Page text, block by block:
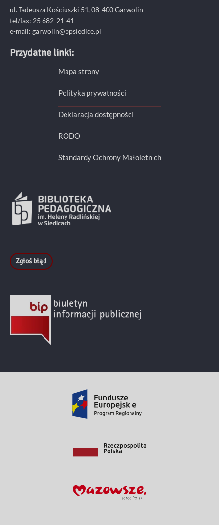
ul. Tadeusza Kościuszki 51, 08-400 Garwolin
tel/fax: 25 682-21-41
e-mail: garwolin@bpsiedlce.pl
Przydatne linki:
Mapa strony
Polityka prywatności
Deklaracja dostępności
RODO
Standardy Ochrony Małoletnich
Zgłoś błąd